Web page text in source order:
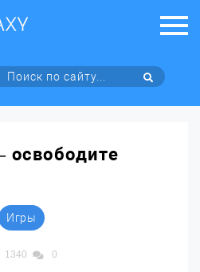
Игры
1340 0